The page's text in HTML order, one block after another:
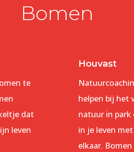
Bomen
te
dat
leven
Houvast
helpen bij het
natuur in park
in je leven
elkaar.